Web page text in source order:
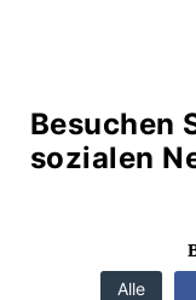
Besuchen
sozialen
Alle